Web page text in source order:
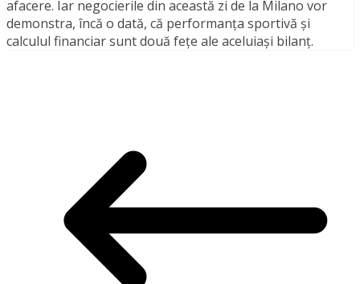
afacere. Iar negocierile din această zi de la Milano vor
demonstra, încă o dată, că performanța sportivă și
calculul financiar sunt două fețe ale aceluiași bilanț.